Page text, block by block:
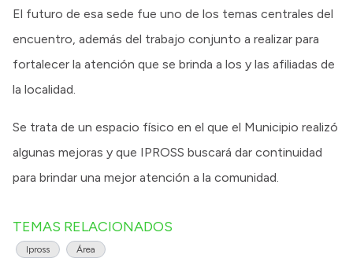
El futuro de esa sede fue uno de los temas centrales del
encuentro, además del trabajo conjunto a realizar para
fortalecer la atención que se brinda a los y las afiliadas de
la localidad.
Se trata de un espacio físico en el que el Municipio realizó
algunas mejoras y que IPROSS buscará dar continuidad
para brindar una mejor atención a la comunidad.
TEMAS RELACIONADOS
Ipross Área